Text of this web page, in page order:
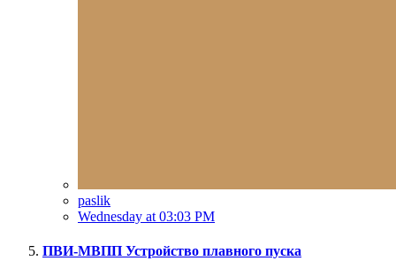
paslik
Wednesday at 03:03 PM
ПВИ-МВПП Устройство плавного пуска